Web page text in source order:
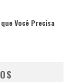
Você Precisa